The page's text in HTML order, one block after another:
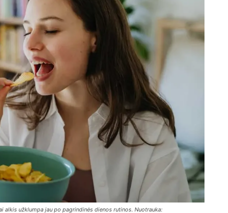
alkis užklumpa jau po pagrindinės dienos rutinos. Nuotrauka: